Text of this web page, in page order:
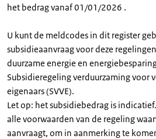
het bedrag vanaf 01/01/2026 .
U kunt de meldcodes in dit register
subsidieaanvraag voor deze
duurzame energie en
Subsidieregeling verduurzaming voor
eigenaars (SVVE).
Let op: het subsidiebedrag is
alle voorwaarden van de regeling
aanvraagt, om in aanmerking te